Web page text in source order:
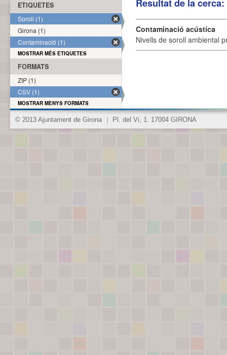
Resultat de la
Contaminació acústica
Nivells de soroll ambiental
ETIQUETES
Soroll (1)
Girona (1)
Contaminació (1)
MOSTRAR MÉS ETIQUETES
FORMATS
ZIP (1)
CSV (1)
MOSTRAR MENYS FORMATS
© 2013 Ajuntament de Girona Pl. del Vi, 1. 17004 GIRONA